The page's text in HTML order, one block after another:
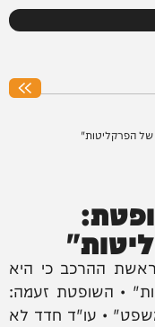
הפרקליטות"
ההרכב כי היא
• השופטת זעמה:
• עו"ד חדד לא